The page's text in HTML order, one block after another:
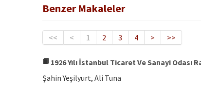
Benzer Makaleler
<< < 1 2 3 4 > >>
1926 Yılı İstanbul Ticaret Ve Sanayi
Şahin Yeşilyurt, Ali Tuna